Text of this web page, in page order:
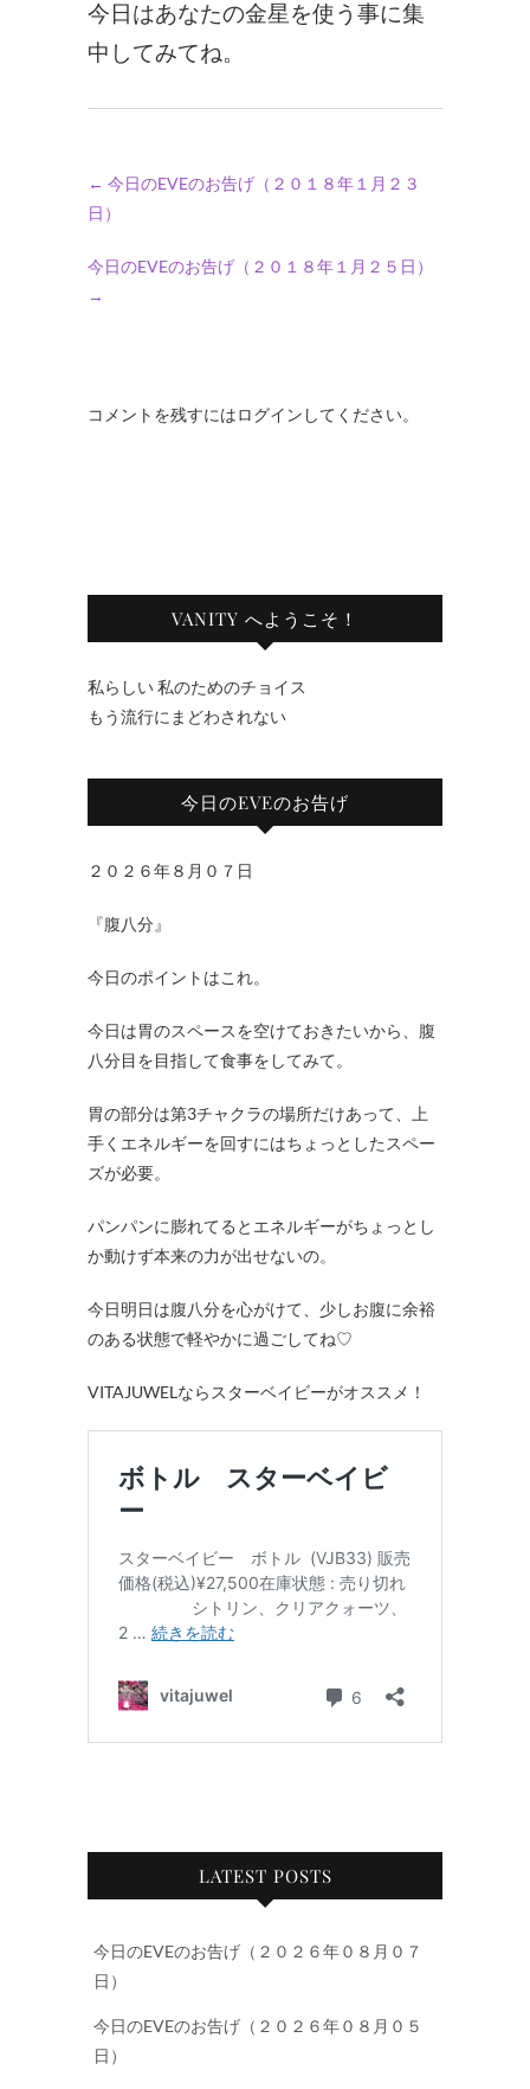
今日はあなたの金星を使う事に集
中してみてね。
← 今日のEVEのお告げ（２０１８年１月２３
日）
今日のEVEのお告げ（２０１８年１月２５日）
→
コメントを残すにはログインしてください。
VANITY へようこそ！
私らしい 私のためのチョイス
もう流行にまどわされない
今日のEVEのお告げ
２０２６年８月０７日
『腹八分』
今日のポイントはこれ。
今日は胃のスペースを空けておきたいから、腹
八分目を目指して食事をしてみて。
胃の部分は第3チャクラの場所だけあって、上
手くエネルギーを回すにはちょっとしたスペー
ズが必要。
パンパンに膨れてるとエネルギーがちょっとし
か動けず本来の力が出せないの。
今日明日は腹八分を心がけて、少しお腹に余裕
のある状態で軽やかに過ごしてね♡
VITAJUWELならスターベイビーがオススメ！
LATEST POSTS
今日のEVEのお告げ（２０２６年０８月０７
日）
今日のEVEのお告げ（２０２６年０８月０５
日）